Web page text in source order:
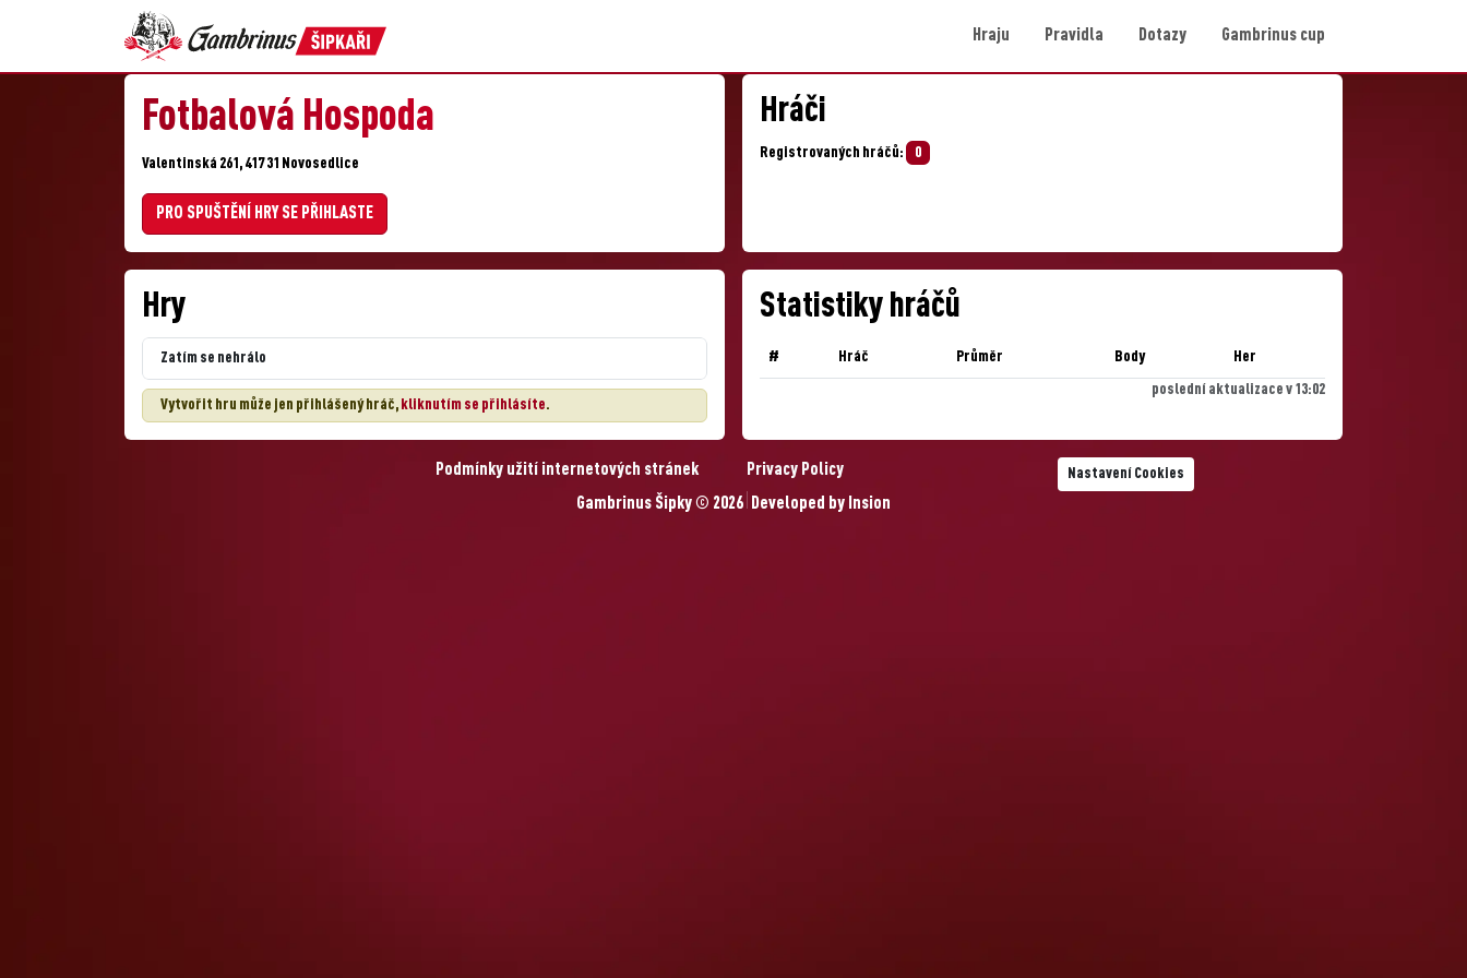
Hraju Pravidla Dotazy Gambrinus cup
Fotbalová Hospoda
Valentinská 261, 417 31 Novosedlice
PRO SPUŠTĚNÍ HRY SE PŘIHLASTE
Hráči
Registrovaných hráčů: 0
Hry
Zatím se nehrálo
Vytvořit hru může jen přihlášený hráč, kliknutím se přihlásíte.
Statistiky hráčů
# Hráč Průměr Body Her
poslední aktualizace v 13:02
Podmínky užití internetových stránek Privacy Policy Nastavení Cookies
Gambrinus Šipky © 2026 Developed by Insion